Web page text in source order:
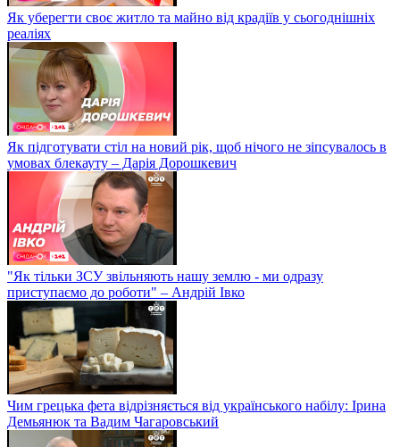
Як уберегти своє житло та майно від крадіїв у сьогоднішніх
реаліях
Як підготувати стіл на новий рік, щоб нічого не зіпсувалось в
умовах блекауту – Дарія Дорошкевич
"Як тільки ЗСУ звільняють нашу землю - ми одразу
приступаємо до роботи" – Андрій Івко
Чим грецька фета відрізняється від українського набілу: Ірина
Демьянюк та Вадим Чагаровський